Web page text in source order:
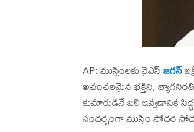
AP: ముస్లింలకు వైఎస్జగన్
అచంచలమైన భక్తిని,
కుమారుడినే బలి ఇవ్వడానికి
సందర్భంగా ముస్లిం సోదర